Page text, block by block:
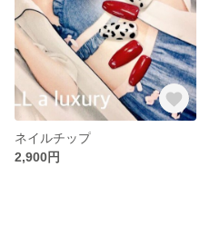
ネイルチップ
2,900円